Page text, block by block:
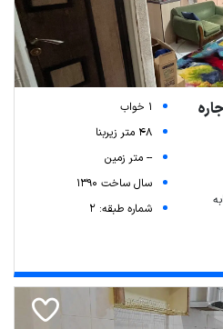
1 خواب
48 متر زیربنا
-- متر زمین
سال ساخت 1390
شماره طبقه: 2